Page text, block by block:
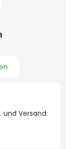
und Versand.